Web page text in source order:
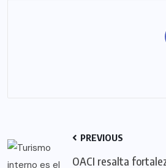
PREVIOUS
OACI resalta